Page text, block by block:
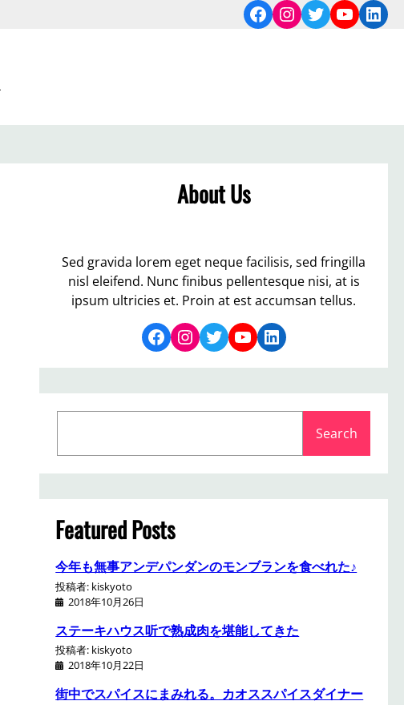
Facebook
Instagram
Twitter
About Us
Sed gravida lorem eget neque facilisis, sed fringilla
nisl eleifend. Nunc finibus pellentesque nisi, at is
ipsum ultricies et. Proin at est accumsan tellus.
Facebook Instagram Twitter YouTube LinkedIn
a
r
c
h
Search
Featured Posts
今年も無事アンデパンダンのモンブランを食べれた♪
投稿者: kiskyoto
2018年10月26日
ステーキハウス听で熟成肉を堪能してきた
投稿者: kiskyoto
2018年10月22日
街中でスパイスにまみれる。カオススパイスダイナー